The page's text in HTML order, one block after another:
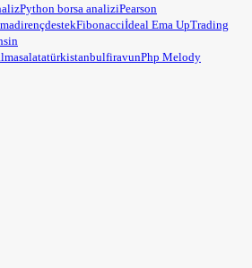
Python borsa analiziPearson
dirençdestekFibonacciİdeal Ema UpTrading
masalatatürkistanbulfiravunPhp Melody